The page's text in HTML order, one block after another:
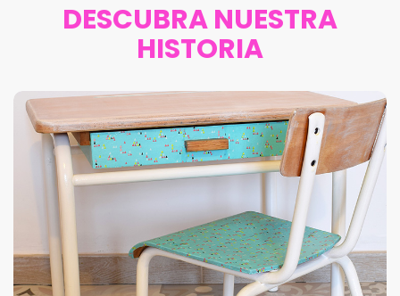
DESCUBRA NUESTRA
HISTORIA